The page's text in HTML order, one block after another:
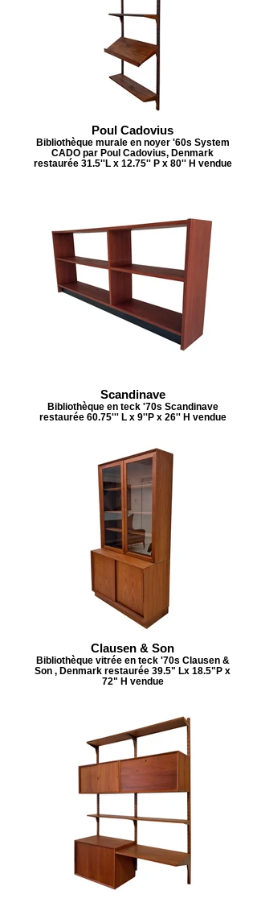
Poul Cadovius
Bibliothèque murale en noyer '60s System
CADO par Poul Cadovius, Denmark
restaurée 31.5''L x 12.75'' P x 80'' H vendue
Scandinave
Bibliothèque en teck '70s Scandinave
restaurée 60.75''' L x 9''P x 26'' H vendue
Clausen & Son
Bibliothèque vitrée en teck '70s Clausen &
Son , Denmark restaurée 39.5" Lx 18.5"P x
72" H vendue